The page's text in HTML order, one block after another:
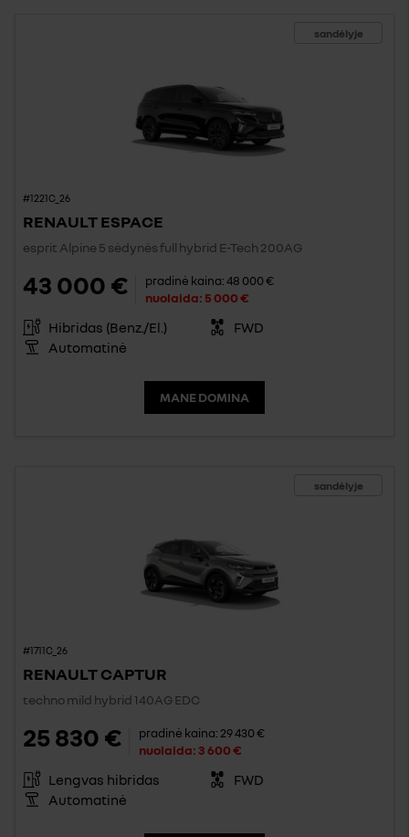
sandėlyje
#1221C_26
RENAULT ESPACE
esprit Alpine 5 sėdynės full hybrid E-Tech 200AG
43 000 € pradinė kaina:48 000 €
nuolaida: 5 000 €
Hibridas (Benz./El.)
FWD
Automatinė
MANE DOMINA
sandėlyje
#1711C_26
RENAULT CAPTUR
techno mild hybrid 140AG EDC
25 830 € pradinė kaina: 29 430 €
nuolaida: 3 600 €
Lengvas hibridas
FWD
Automatinė